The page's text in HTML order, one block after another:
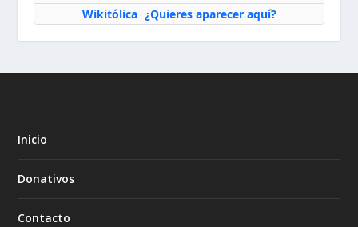
Wikitólica· ¿Quieres aparecer aquí?
Inicio
Donativos
Contacto